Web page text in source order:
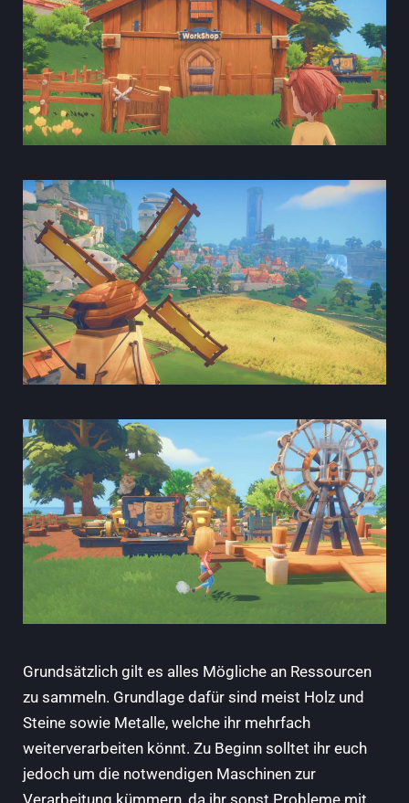
Grundsätzlich gilt es alles Mögliche an Ressourcen
zu sammeln. Grundlage dafür sind meist Holz und
Steine sowie Metalle, welche ihr mehrfach
weiterverarbeiten könnt. Zu Beginn solltet ihr euch
jedoch um die notwendigen Maschinen zur